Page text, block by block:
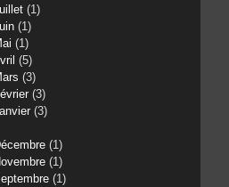
(1)
(1)
(1)
(5)
(3)
(3)
(3)
(1)
(1)
(1)